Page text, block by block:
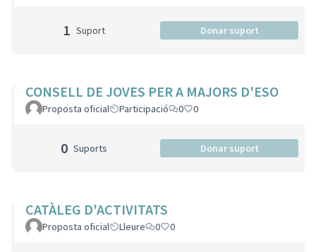
1 Suport Donar suport
CONSELL DE JOVES PER A MAJORS D'ESO
Proposta oficial Participació 0 0
0 Suports Donar suport
CATÀLEG D'ACTIVITATS
Proposta oficial Lleure 0 0